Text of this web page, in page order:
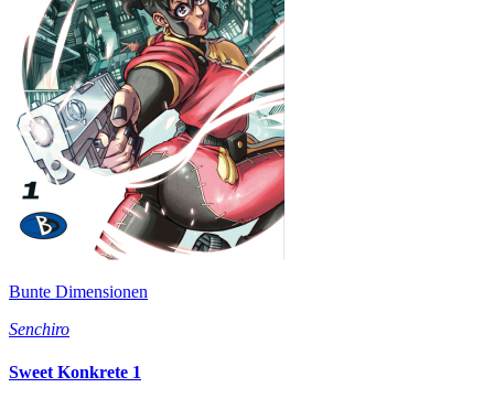
Bunte Dimensionen
Senchiro
Sweet Konkrete 1